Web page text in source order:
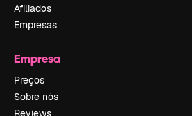
Afiliados
Empresas
Empresa
Preços
Sobre nós
Reviews